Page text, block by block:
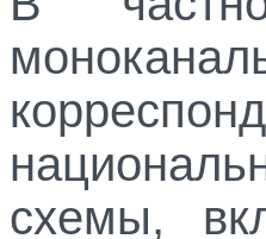
схемы,